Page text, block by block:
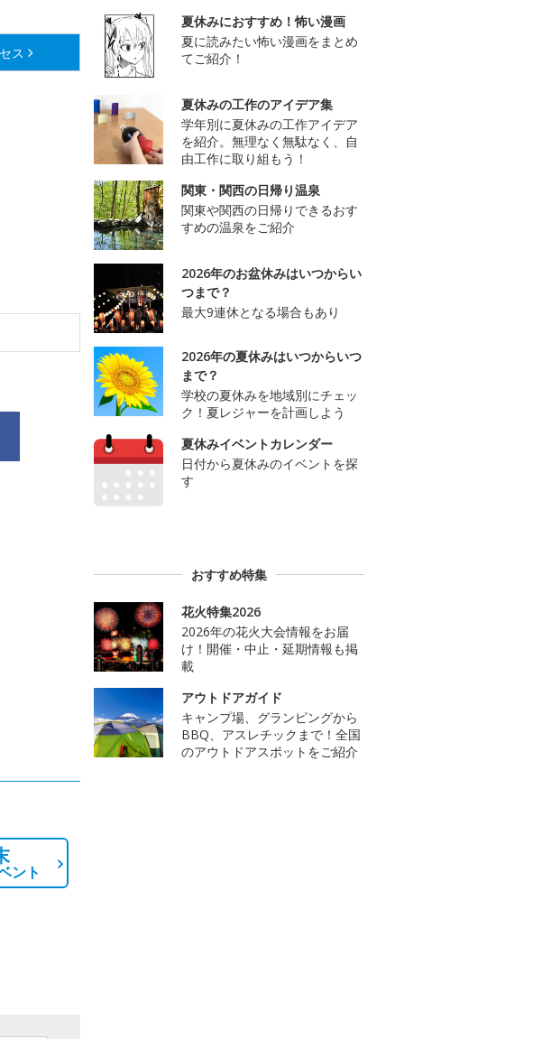
ス
ント
夏休みにおすすめ！怖い漫画
夏に読みたい怖い漫画をまとめ
てご紹介！
夏休みの工作のアイデア集
学年別に夏休みの工作アイデア
を紹介。無理なく無駄なく、自
由工作に取り組もう！
関東・関西の日帰り温泉
関東や関西の日帰りできるおす
すめの温泉をご紹介
2026年のお盆休みはいつからい
つまで？
最大9連休となる場合もあり
2026年の夏休みはいつからいつ
まで？
学校の夏休みを地域別にチェッ
ク！夏レジャーを計画しよう
夏休みイベントカレンダー
日付から夏休みのイベントを探
す
おすすめ特集
花火特集2026
2026年の花火大会情報をお届
け！開催・中止・延期情報も掲
載
アウトドアガイド
キャンプ場、グランピングから
BBQ、アスレチックまで！全国
のアウトドアスポットをご紹介